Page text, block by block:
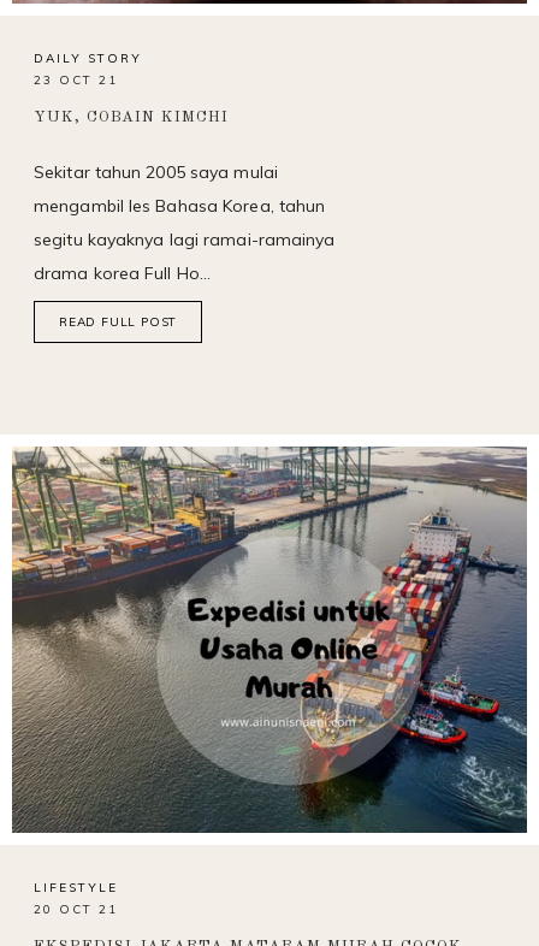
DAILY STORY
23 OCT 21
YUK, COBAIN KIMCHI
Sekitar tahun 2005 saya mulai
mengambil les Bahasa Korea, tahun
segitu kayaknya lagi ramai-ramainya
drama korea Full Ho…
READ FULL POST
LIFESTYLE
20 OCT 21